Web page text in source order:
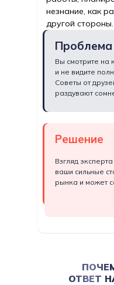
незнание, как
другой стороны.
Проблема
Вы смотрите на
и не видите
Советы от
раздувают
Решение
Взгляд
ваши сильные
рынка и может
ОТВЕТ